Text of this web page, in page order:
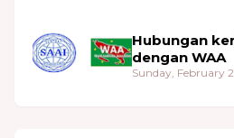
Hubungan
dengan WAA
Sunday, February